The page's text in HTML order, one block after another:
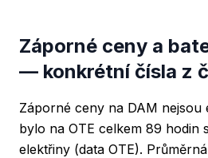
Záporné ceny a
— konkrétní čísla z
Záporné ceny na DAM nejsou
bylo na OTE celkem 89 hodin
elektřiny (data OTE).